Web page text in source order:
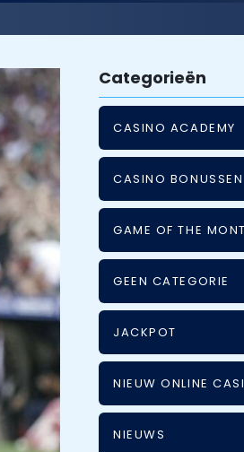
Categorieën
CASINO ACADEMY
CASINO BONUSSEN
GAME OF THE
GEEN CATEGORIE
JACKPOT
NIEUW ONLINE
NIEUWS